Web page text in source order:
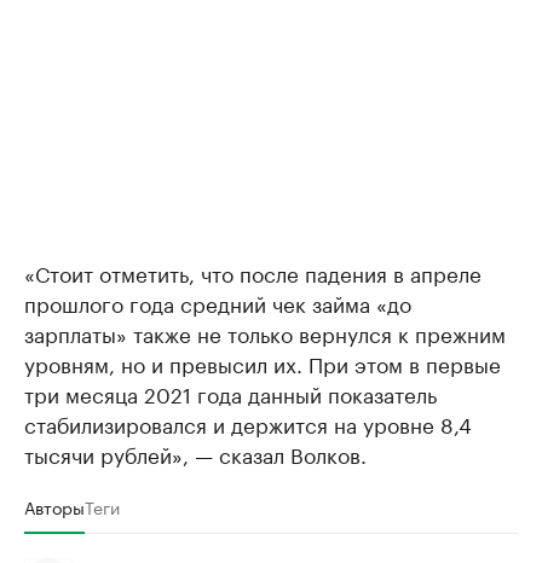
«Стоит отметить, что после падения в апреле
прошлого года средний чек займа «до
зарплаты» также не только вернулся к прежним
уровням, но и превысил их. При этом в первые
три месяца 2021 года данный показатель
стабилизировался и держится на уровне 8,4
тысячи рублей», — сказал Волков.
АвторыТеги